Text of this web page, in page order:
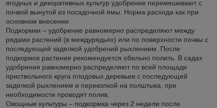
ягодных и декоративных культур удобрение перемешивают с
почвой вынутой из посадочной ямы. Норма расхода как при
основном внесении
Подкормки – удобрение равномерно распределяют между
рядами растений (в междурядьях) или по поверхности почвы с
последующей заделкой удобрений рыхлением. После
подкормок растения рекомендуется обильно полить. В садах
удобрения равномерно распределяют по всей площади
приствольного круга плодовых деревьев с последующей
заделкой рыхлением и перекопкой на полштыка, при
необходимости проводят полив.
Овощные культуры – подкормка через 2 недели после